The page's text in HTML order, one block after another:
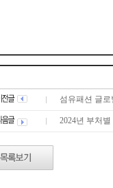
섬유패션 글
2024년 부처